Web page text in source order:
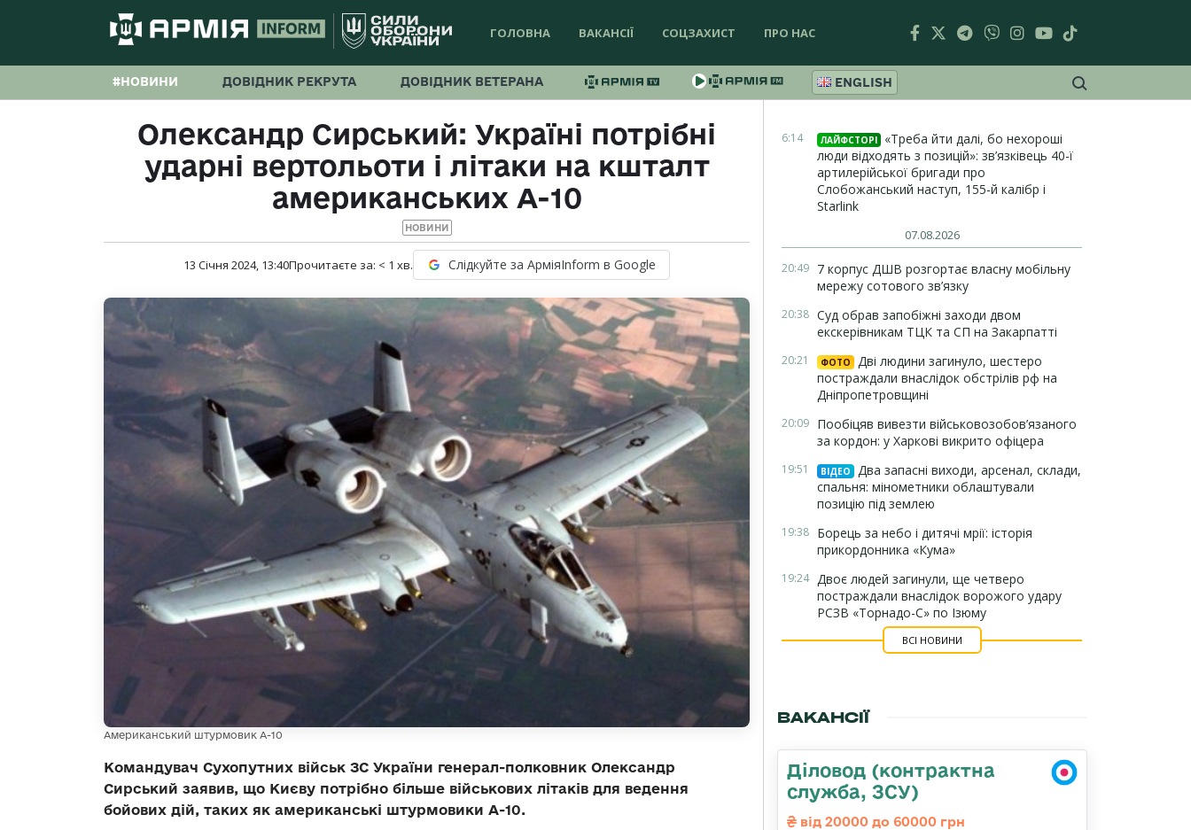
ГОЛОВНА ВАКАНСІЇ СОЦЗАХИСТ ПРО НАС
#НОВИНИ ДОВІДНИК РЕКРУТА ДОВІДНИК ВЕТЕРАНА ENGLISH
Олександр Сирський: Україні потрібні
ударні вертольоти і літаки на кшталт
американських А-10
НОВИНИ
13 Січня 2024, 13:40Прочитаєте за: < 1 хв. Слідкуйте за АрміяInform в Google
Американський штурмовик А-10
Командувач Сухопутних військ ЗС України генерал-полковник Олександр
Сирський заявив, що Києву потрібно більше військових літаків для ведення
бойових дій, таких як американські штурмовики А-10.
6:14 ЛАЙФСТОРІ
«Треба йти далі, бо нехороші
люди відходять з позицій»: зв’язківець 40-ї
артилерійської бригади про
Слобожанський наступ, 155-й калібр і
Starlink
07.08.2026
20:49 7 корпус ДШВ розгортає власну мобільну
мережу сотового зв’язку
20:38 Суд обрав запобіжні заходи двом
екскерівникам ТЦК та СП на Закарпатті
20:21 ФОТО
Дві людини загинуло, шестеро
постраждали внаслідок обстрілів рф на
Дніпропетровщині
20:09 Пообіцяв вивезти військовозобов’язаного
за кордон: у Харкові викрито офіцера
19:51 ВІДЕО
Два запасні виходи, арсенал, склади,
спальня: мінометники облаштували
позицію під землею
19:38 Борець за небо і дитячі мрії: історія
прикордонника «Кума»
19:24 Двоє людей загинули, ще четверо
постраждали внаслідок ворожого удару
РСЗВ «Торнадо-С» по Ізюму
ВСІ НОВИНИ
ВАКАНСІЇ
Діловод (контрактна
служба, ЗСУ)
від 20000 до 60000 грн